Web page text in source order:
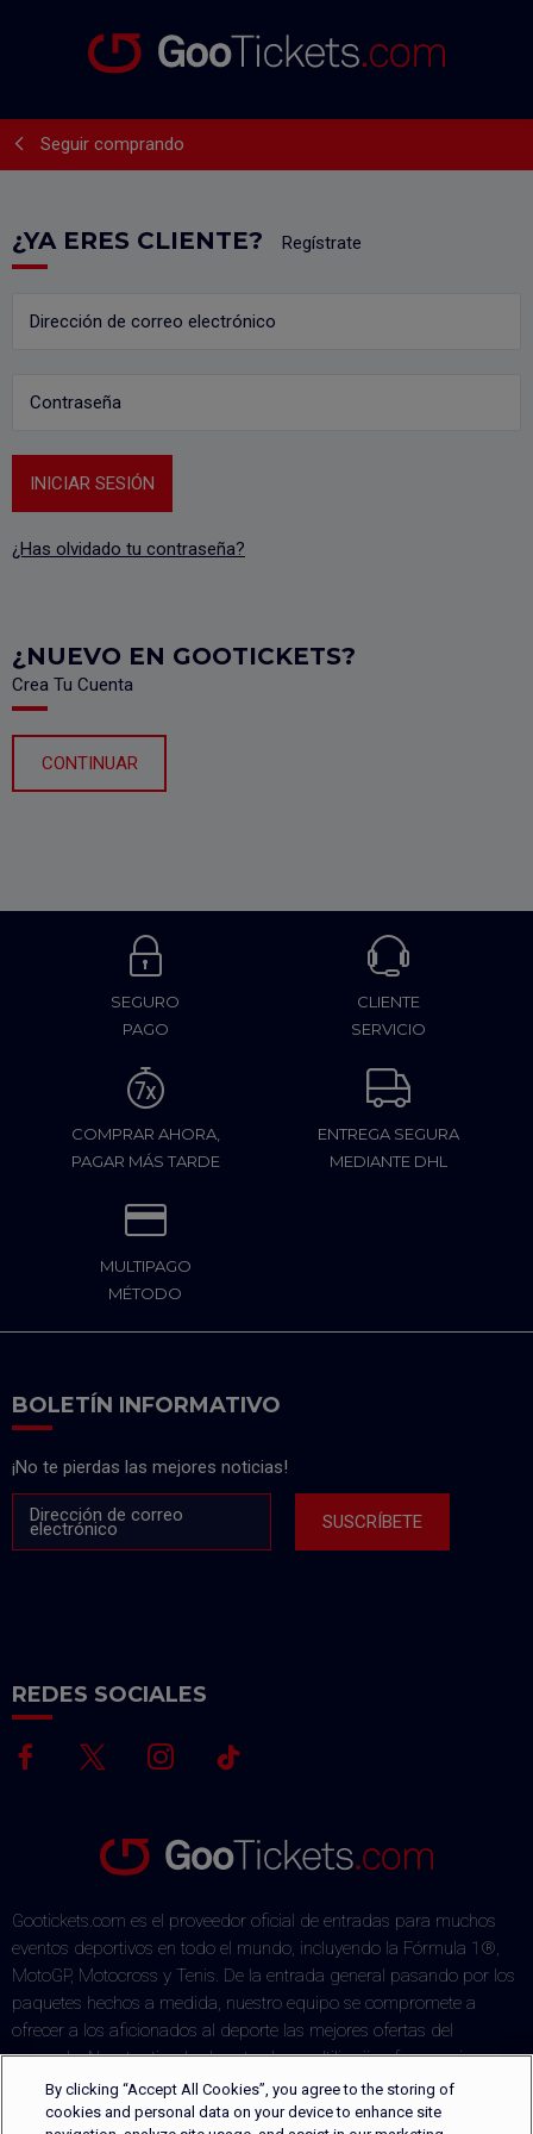
Seguir comprando
¿YA ERES CLIENTE? Regístrate
Dirección de correo electrónico
Contraseña
INICIAR SESIÓN
¿Has olvidado tu contraseña?
¿NUEVO EN GOOTICKETS?
Crea Tu Cuenta
CONTINUAR
SEGURO
PAGO
CLIENTE
SERVICIO
COMPRAR AHORA,
PAGAR MÁS TARDE
ENTREGA SEGURA
MEDIANTE DHL
MULTIPAGO
MÉTODO
BOLETÍN INFORMATIVO
¡No te pierdas las mejores noticias!
Dirección de correo
electrónico SUSCRÍBETE
REDES SOCIALES
Gootickets.com es el proveedor oficial de entradas para muchos
eventos deportivos en todo el mundo, incluyendo la Fórmula 1®,
MotoGP, Motocross y Tenis. De la entrada general pasando por los
paquetes hechos a medida, nuestro equipo se compromete a
ofrecer a los aficionados al deporte las mejores ofertas del
mercado. Nuestra tienda de entradas multilingüe ofrece varios
métodos de pago a través de un proceso de pago seguro. Las
entradas se entregan de manera segura a través de DHL o pueden
By clicking “Accept All Cookies”, you agree to the storing of
cookies and personal data on your device to enhance site